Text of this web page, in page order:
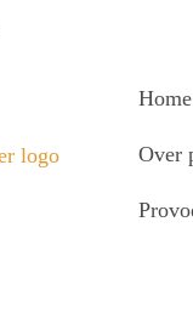
Home
Over